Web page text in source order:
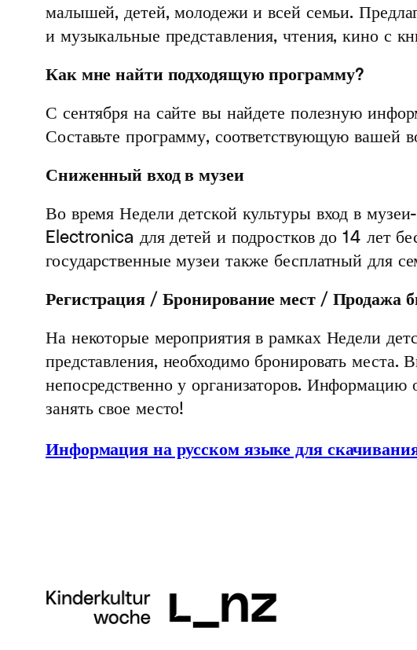
малышей, детей, молодежи и всей семьи.
и музыкальные представления, чтения, кино с
Как мне найти подходящую программу?
С сентября на сайте вы найдете полезную
Составьте программу, соответствующую вашей
Сниженный вход в музеи
Во время Недели детской культуры вход в
Electronica для детей и подростков до 14 лет
государственные музеи также бесплатный для
Регистрация / Бронирование мест / Продажа
На некоторые мероприятия в рамках Недели
представления, необходимо бронировать места.
непосредственно у организаторов.
занять свое место!
Информация на русском языке для